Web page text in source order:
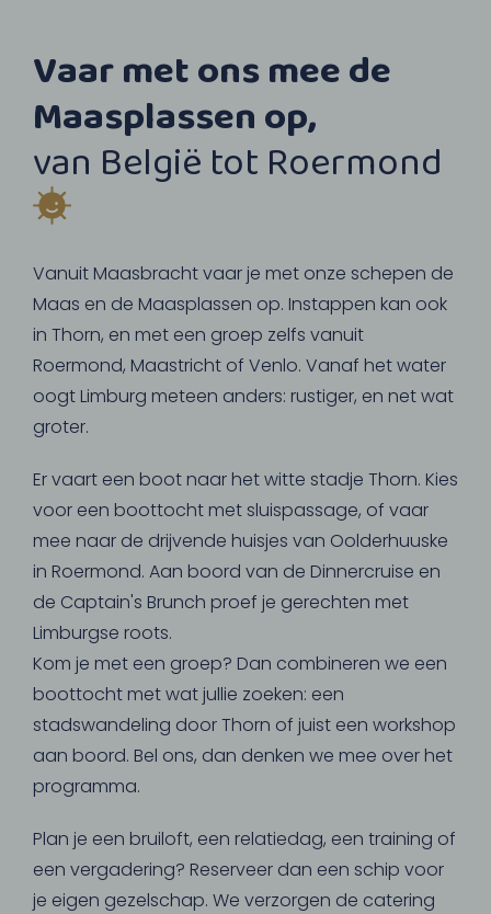
Vaar met ons mee de
Maasplassen op,
van België tot Roermond
Vanuit Maasbracht vaar je met onze schepen de
Maas en de Maasplassen op. Instappen kan ook
in Thorn, en met een groep zelfs vanuit
Roermond, Maastricht of Venlo. Vanaf het water
oogt Limburg meteen anders: rustiger, en net wat
groter.
Er vaart een boot naar het witte stadje Thorn. Kies
voor een boottocht met sluispassage, of vaar
mee naar de drijvende huisjes van Oolderhuuske
in Roermond. Aan boord van de Dinnercruise en
de Captain's Brunch proef je gerechten met
Limburgse roots.
Kom je met een groep? Dan combineren we een
boottocht met wat jullie zoeken: een
stadswandeling door Thorn of juist een workshop
aan boord. Bel ons, dan denken we mee over het
programma.
Plan je een bruiloft, een relatiedag, een training of
een vergadering? Reserveer dan een schip voor
je eigen gezelschap. We verzorgen de catering